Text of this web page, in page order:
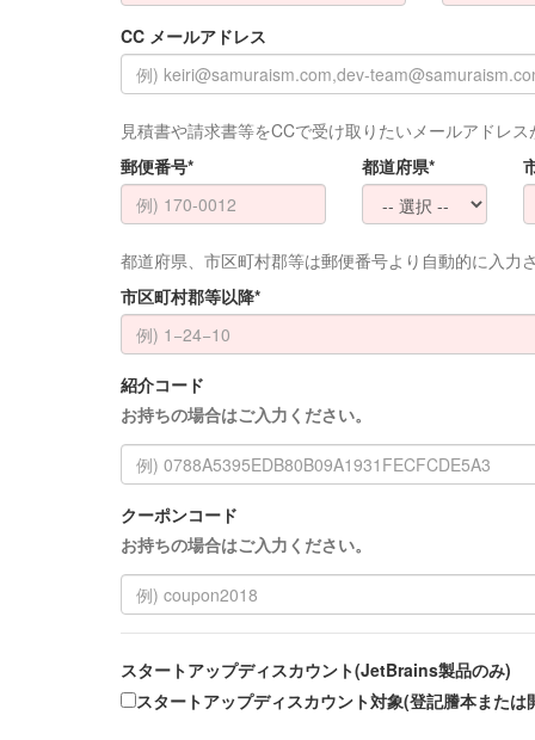
CC メールアドレス
見積書や請求書等をCCで受け取りたいメールアドレ
郵便番号*
都道府県*
都道府県、市区町村郡等は郵便番号より自動的に入力
市区町村郡等以降*
紹介コード
お持ちの場合はご入力ください。
クーポンコード
お持ちの場合はご入力ください。
スタートアップディスカウント(JetBrains製品のみ)
スタートアップディスカウント対象(登記謄本また